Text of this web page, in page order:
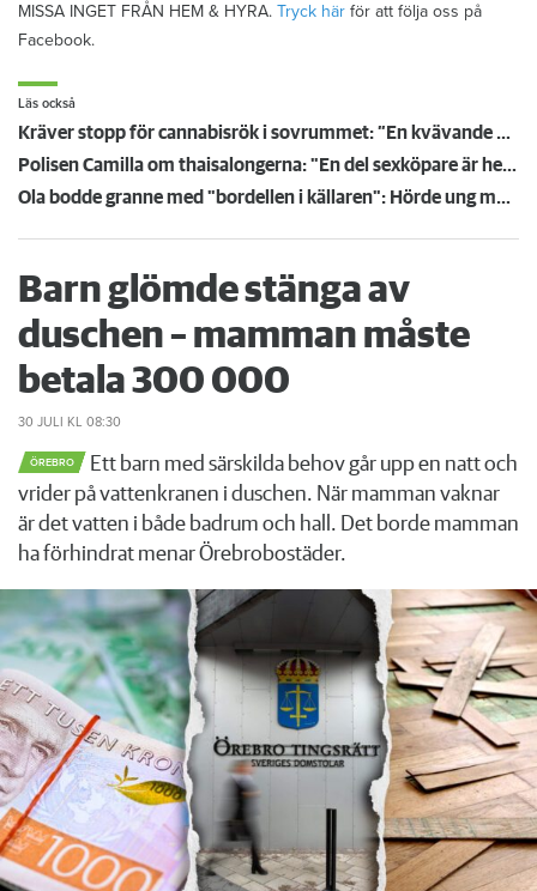
MISSA INGET FRÅN HEM & HYRA. Tryck här för att följa oss på
Facebook.
Läs också
Kräver stopp för cannabisrök i sovrummet: ”En kvävande känsla”
Polisen Camilla om thaisalongerna: "En del sexköpare är helt likgiltiga"
Ola bodde granne med "bordellen i källaren": Hörde ung man erkänna för polisen
Barn glömde stänga av
duschen – mamman måste
betala 300 000
30 JULI KL 08:30
ÖREBRO
Ett barn med särskilda behov går upp en natt och
vrider på vattenkranen i duschen. När mamman vaknar
är det vatten i både badrum och hall. Det borde mamman
ha förhindrat menar Örebrobostäder.